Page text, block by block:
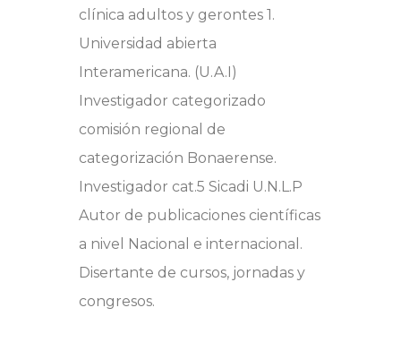
clínica adultos y gerontes 1.
Universidad abierta
Interamericana. (U.A.I)
Investigador categorizado
comisión regional de
categorización Bonaerense.
Investigador cat.5 Sicadi U.N.L.P
Autor de publicaciones científicas
a nivel Nacional e internacional.
Disertante de cursos, jornadas y
congresos.